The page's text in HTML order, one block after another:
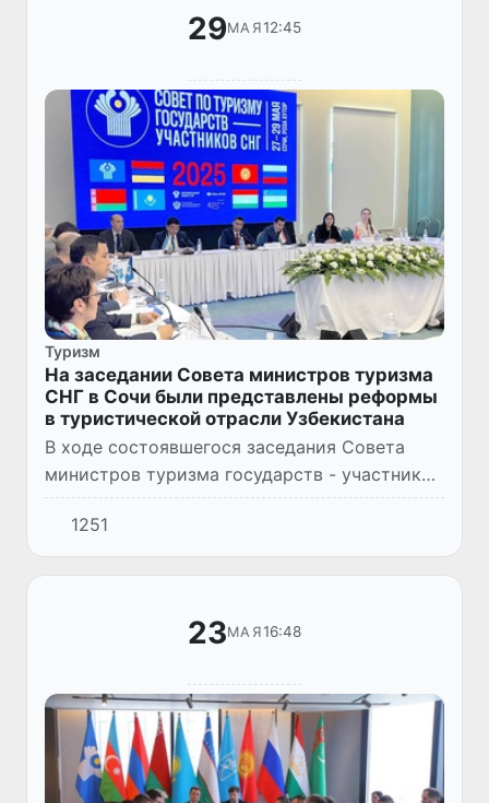
29МАЯ12:45
Туризм
На заседании Совета министров туризма
СНГ в Сочи были представлены реформы
в туристической отрасли Узбекистана
В ходе состоявшегося заседания Совета
министров туризма государств - участников
Содружества Независимых Государств в г.
Сочи, председатель Комитета по туризму
Умид Шадиев ознакомил...
1251
23МАЯ16:48